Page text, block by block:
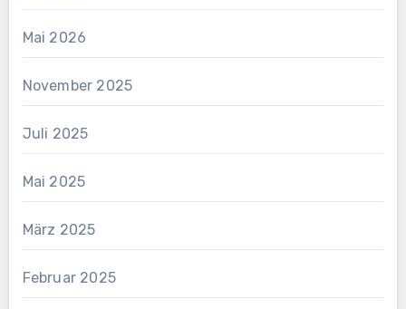
Mai 2026
November 2025
Juli 2025
Mai 2025
März 2025
Februar 2025